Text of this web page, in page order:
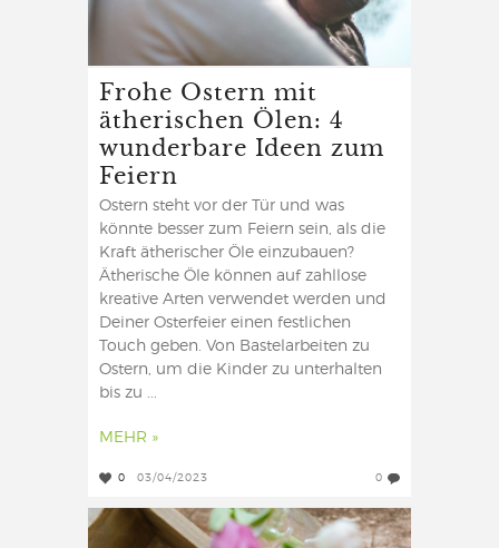
Frohe Ostern mit
ätherischen Ölen: 4
wunderbare Ideen zum
Feiern
Ostern steht vor der Tür und was
könnte besser zum Feiern sein, als die
Kraft ätherischer Öle einzubauen?
Ätherische Öle können auf zahllose
kreative Arten verwendet werden und
Deiner Osterfeier einen festlichen
Touch geben. Von Bastelarbeiten zu
Ostern, um die Kinder zu unterhalten
bis zu ...
MEHR »
0 03/04/2023 0